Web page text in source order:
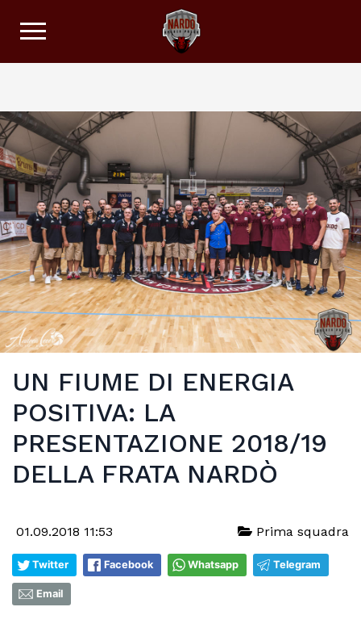
UN FIUME DI ENERGIA
POSITIVA: LA
PRESENTAZIONE 2018/19
DELLA FRATA NARDÒ
01.09.2018 11:53 Prima squadra
Twitter Facebook Whatsapp Telegram
Email